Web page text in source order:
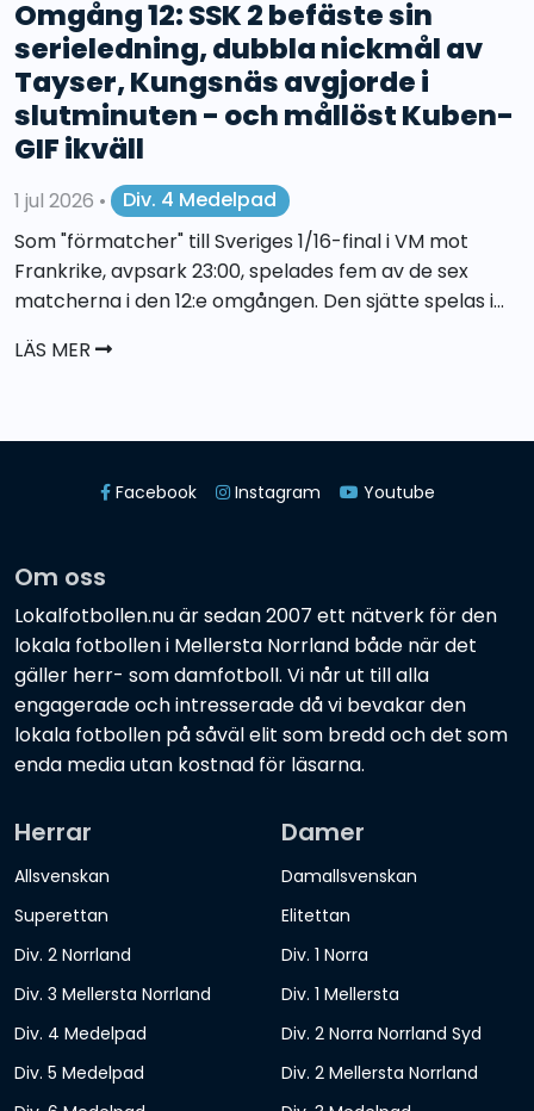
Omgång 12: SSK 2 befäste sin
serieledning, dubbla nickmål av
Tayser, Kungsnäs avgjorde i
slutminuten - och mållöst Kuben-
GIF ikväll
1 jul 2026 •
Div. 4 Medelpad
Som "förmatcher" till Sveriges 1/16-final i VM mot
Frankrike, avpsark 23:00, spelades fem av de sex
matcherna i den 12:e omgången. Den sjätte spelas i...
LÄS MER
Facebook Instagram Youtube
Om oss
Lokalfotbollen.nu är sedan 2007 ett nätverk för den
lokala fotbollen i Mellersta Norrland både när det
gäller herr- som damfotboll. Vi når ut till alla
engagerade och intresserade då vi bevakar den
lokala fotbollen på såväl elit som bredd och det som
enda media utan kostnad för läsarna.
Herrar
Allsvenskan
Superettan
Div. 2 Norrland
Div. 3 Mellersta Norrland
Div. 4 Medelpad
Div. 5 Medelpad
Damer
Damallsvenskan
Elitettan
Div. 1 Norra
Div. 1 Mellersta
Div. 2 Norra Norrland Syd
Div. 2 Mellersta Norrland